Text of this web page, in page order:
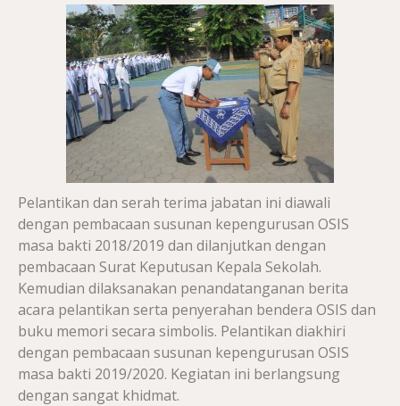
Pelantikan dan serah terima jabatan ini diawali
dengan pembacaan susunan kepengurusan OSIS
masa bakti 2018/2019 dan dilanjutkan dengan
pembacaan Surat Keputusan Kepala Sekolah.
Kemudian dilaksanakan penandatanganan berita
acara pelantikan serta penyerahan bendera OSIS dan
buku memori secara simbolis. Pelantikan diakhiri
dengan pembacaan susunan kepengurusan OSIS
masa bakti 2019/2020. Kegiatan ini berlangsung
dengan sangat khidmat.